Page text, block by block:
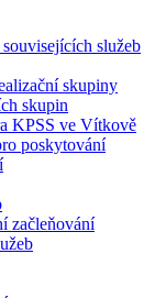
služeb
skupiny
skupin
KPSS ve Vítkově
poskytování
začleňování